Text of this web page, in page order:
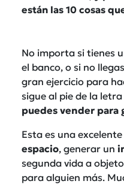
están las 10 cosas
No importa si tienes
el banco, o si no
gran ejercicio para
sigue al pie de la
puedes vender
Esta es una
espacio, generar un
segunda vida a
para alguien más.